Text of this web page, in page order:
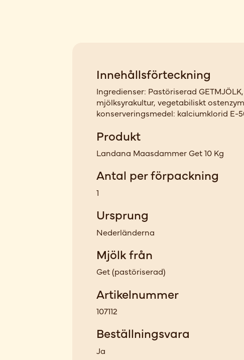
Innehållsförteckning
Ingredienser: Pastöriserad
mjölksyrakultur, vegetabiliskt
konserveringsmedel: kalciumklorid E-
Produkt
Landana Maasdammer Get 10 Kg
Antal per förpackning
1
Ursprung
Nederländerna
Mjölk från
Get(pastöriserad)
Artikelnummer
107112
Beställningsvara
Ja